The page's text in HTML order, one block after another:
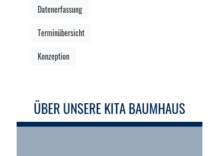
Datenerfassung
Terminübersicht
Konzeption
ÜBER UNSERE KITA BAUMHAUS